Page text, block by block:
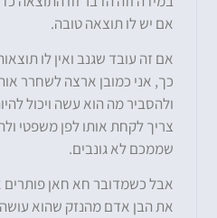
אם יש לו תוצאה טובה.
אם זה עובד שגנב ואין לו
כך, אני כמובן ארצה לשחרר
ולהסביר מה הוא עשה ויכול
צריך לקחת אותו לפן משפטי
שממכם לא גונבים.
אבל כשמדובר חא חאן פותרים
את הבן אדם מהנזק שהוא עושה